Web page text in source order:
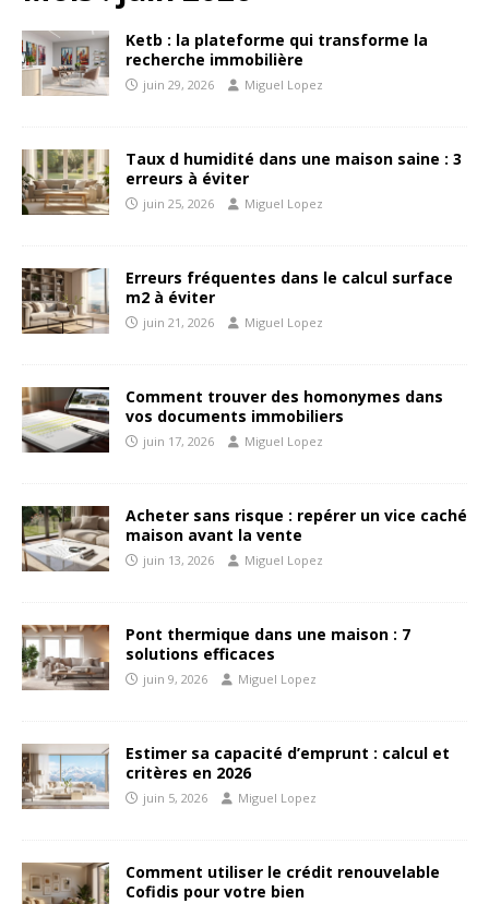
Ketb : la plateforme qui transforme la
recherche immobilière
juin 29, 2026 Miguel Lopez
Taux d humidité dans une maison saine : 3
erreurs à éviter
juin 25, 2026 Miguel Lopez
Erreurs fréquentes dans le calcul surface
m2 à éviter
juin 21, 2026 Miguel Lopez
Comment trouver des homonymes dans
vos documents immobiliers
juin 17, 2026 Miguel Lopez
Acheter sans risque : repérer un vice caché
maison avant la vente
juin 13, 2026 Miguel Lopez
Pont thermique dans une maison : 7
solutions efficaces
juin 9, 2026 Miguel Lopez
Estimer sa capacité d’emprunt : calcul et
critères en 2026
juin 5, 2026 Miguel Lopez
Comment utiliser le crédit renouvelable
Cofidis pour votre bien